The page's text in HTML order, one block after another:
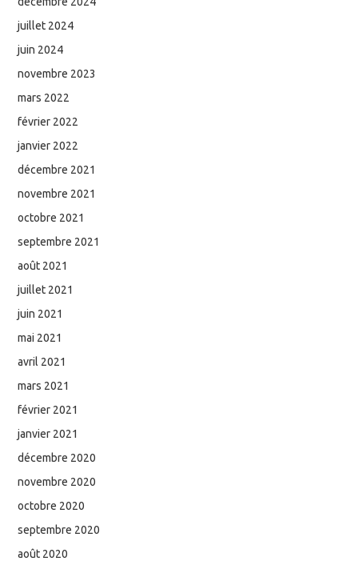
juillet 2024
juin 2024
novembre 2023
mars 2022
février 2022
janvier 2022
décembre 2021
novembre 2021
octobre 2021
septembre 2021
août 2021
juillet 2021
juin 2021
mai 2021
avril 2021
mars 2021
février 2021
janvier 2021
décembre 2020
novembre 2020
octobre 2020
septembre 2020
août 2020